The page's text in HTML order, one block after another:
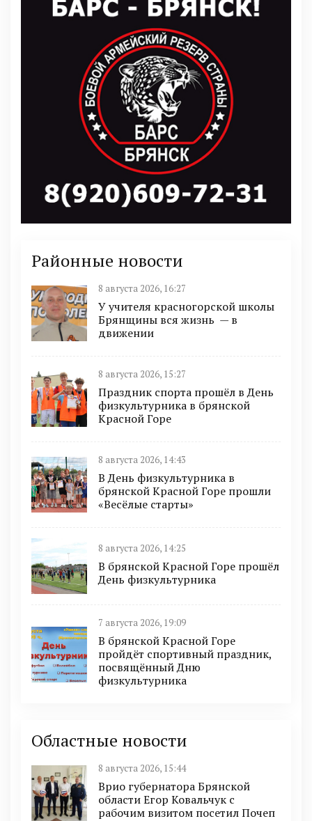
Районные новости
8 августа 2026, 16:27
У учителя красногорской школы
Брянщины вся жизнь — в
движении
8 августа 2026, 15:27
Праздник спорта прошёл в День
физкультурника в брянской
Красной Горе
8 августа 2026, 14:43
В День физкультурника в
брянской Красной Горе прошли
«Весёлые старты»
8 августа 2026, 14:25
В брянской Красной Горе прошёл
День физкультурника
7 августа 2026, 19:09
В брянской Красной Горе
пройдёт спортивный праздник,
посвящённый Дню
физкультурника
Областные новости
8 августа 2026, 15:44
Врио губернатора Брянской
области Егор Ковальчук с
рабочим визитом посетил Почеп